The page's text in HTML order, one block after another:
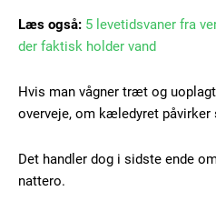
Etiam est nibh, lobortis sit
Ut mollis pellentesque tortor
Nullam eu erat condimentum
Orci varius natoque dolor
Læs også: 5 levetidsvaner fra
der faktisk holder vand
Hvis man vågner træt og
overveje, om kæledyret påvirker
Det handler dog i sidste ende
nattero.